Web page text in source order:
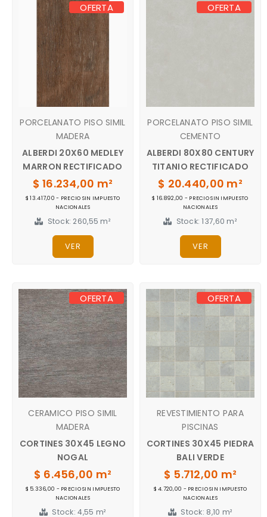
OFERTA
PORCELANATO PISO SIMIL
MADERA
ALBERDI 20X60 MEDLEY
MARRON RECTIFICADO
$ 16.234,00 m²
$ 13.417,00 - PRECIO SIN IMPUESTO
NACIONALES
Stock: 260,55 m²
VER
OFERTA
PORCELANATO PISO SIMIL
CEMENTO
ALBERDI 80X80 CENTURY
TITANIO RECTIFICADO
$ 20.440,00 m²
$ 16.892,00 - PRECIO SIN IMPUESTO
NACIONALES
Stock: 137,60 m²
VER
OFERTA
CERAMICO PISO SIMIL
MADERA
CORTINES 30X45 LEGNO
NOGAL
$ 6.456,00 m²
$ 5.336,00 - PRECIO SIN IMPUESTO
NACIONALES
Stock: 4,55 m²
OFERTA
REVESTIMIENTO PARA
PISCINAS
CORTINES 30X45 PIEDRA
BALI VERDE
$ 5.712,00 m²
$ 4.720,00 - PRECIO SIN IMPUESTO
NACIONALES
Stock: 8,10 m²